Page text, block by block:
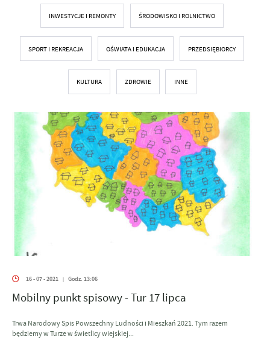
INWESTYCJE I REMONTY ŚRODOWISKO I ROLNICTWO
SPORT I REKREACJA OŚWIATA I EDUKACJA PRZEDSIĘBIORCY
KULTURA ZDROWIE INNE
16 - 07 - 2021 | Godz. 13:06
Mobilny punkt spisowy - Tur 17 lipca
Trwa Narodowy Spis Powszechny Ludności i Mieszkań 2021. Tym razem
będziemy w Turze w świetlicy wiejskiej...